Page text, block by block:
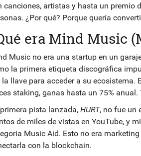
canciones, artistas y hasta un premio
¿Por qué? Porque quería
era Mind Music
Music no era una startup en un
la primera etiqueta discográfica
la llave para acceder a su ecosistema.
staking, ganas hasta un 75%
pista lanzada, HURT, no fue un
de miles de vistas en YouTube, y
Music Aid. Esto no era
con la blockchain.